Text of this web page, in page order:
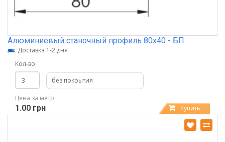
Алюминиевый станочный профиль 80х40 - БП
Доставка 1-2 дня
Кол-во
без покрытия
Цена за метр
1.00 грн Купить